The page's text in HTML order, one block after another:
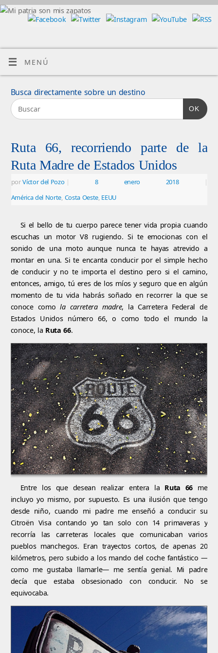
MENÚ
Busca directamente sobre un destino
OK
Ruta 66, recorriendo parte de la
Ruta Madre de Estados Unidos
porVíctor del Pozo | 8 enero 2018
|
América del Norte, Costa Oeste, EEUU
Si el bello de tu cuerpo parece tener vida propia cuando
escuchas un motor V8 rugiendo. Si te emocionas con el
sonido de una moto aunque nunca te hayas atrevido a
montar en una. Si te encanta conducir por el simple hecho
de conducir y no te importa el destino pero si el camino,
entonces, amigo, tú eres de los míos y seguro que en algún
momento de tu vida habrás soñado en recorrer la que se
conoce comola carretera madre, la Carretera Federal de
Estados Unidos número 66, o como todo el mundo la
conoce, la Ruta 66.
Entre los que desean realizar entera la Ruta 66 me
incluyo yo mismo, por supuesto. Es una ilusión que tengo
desde niño, cuando mi padre me enseñó a conducir su
Citroën Visa contando yo tan solo con 14 primaveras y
recorría las carreteras locales que comunicaban varios
pueblos manchegos. Eran trayectos cortos, de apenas 20
kilómetros, pero subido a los mando del coche fantástico —
como me gustaba llamarle— me sentía genial. Mi padre
decía que estaba obsesionado con conducir. No se
equivocaba.